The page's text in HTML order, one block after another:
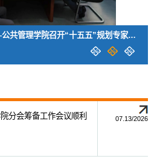
届全国大学生公共管理决策模拟大赛
共管理学院召开“十五五”规划专家论
届全国大学生公共管理决策模拟大赛
分会筹备工作会议顺利 07.13/2026